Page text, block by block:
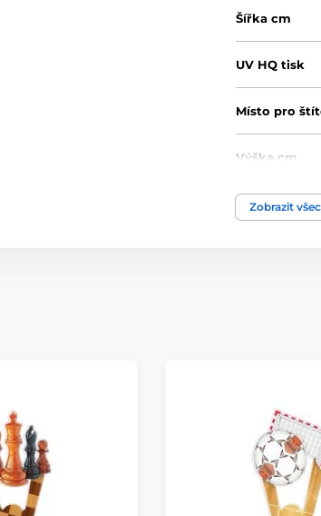
Šířka cm
UV HQ tisk
Místo pro
Výška cm
Motiv
Zobrazit